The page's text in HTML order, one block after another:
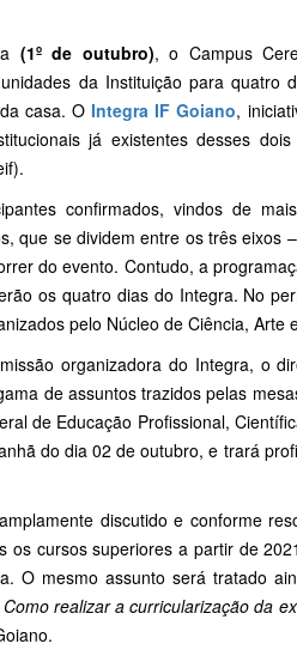
(1º de outubro), o Campus
da Instituição para
casa. OIntegra IF Goiano,
já existentes desses
confirmados, vindos de
que se dividem entre os três eixos
do evento. Contudo, a
os quatro dias do Integra. No
pelo Núcleo de Ciência, Arte
organizadora do Integra, o
de assuntos trazidos pelas
de Educação Profissional,
do dia 02 de outubro, e trará
discutido e conforme
os cursos superiores a partir de
O mesmo assunto será tratado
Como realizar a curricularização da